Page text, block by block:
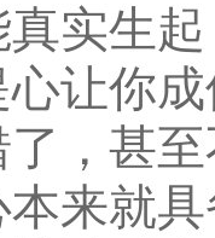
实生
让你
，甚
来就